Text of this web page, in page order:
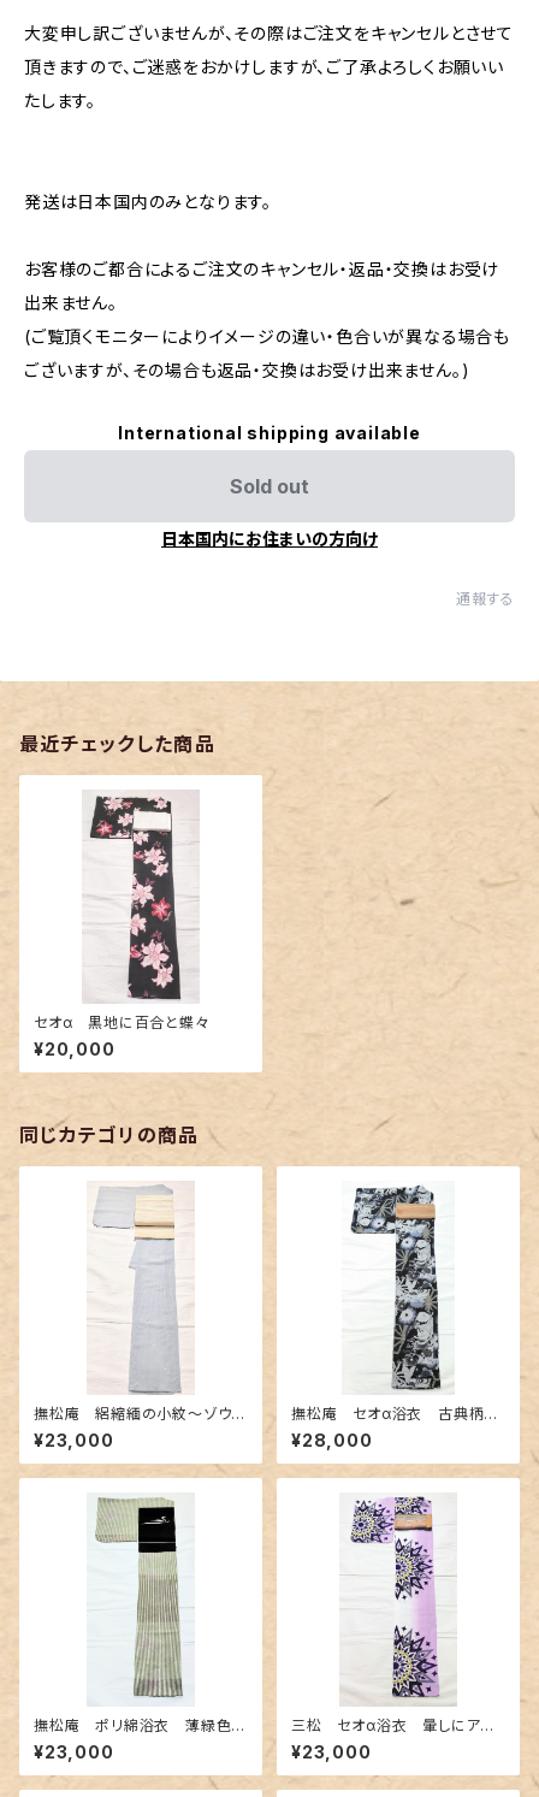
大変申し訳ございませんが、その際はご注文をキャンセルとさせて
頂きますので、ご迷惑をおかけしますが、ご了承よろしくお願いい
たします。
発送は日本国内のみとなります。
お客様のご都合によるご注文のキャンセル・返品・交換はお受け
出来ません。
(ご覧頂くモニターによりイメージの違い・色合いが異なる場合も
ございますが、その場合も返品・交換はお受け出来ません。)
International shipping available
Sold out
日本国内にお住まいの方向け
通報する
最近チェックした商品
セオα 黒地に百合と蝶々
¥20,000
同じカテゴリの商品
撫松庵 絽縮緬の小紋〜ゾウや
孔雀 異国情緒柄〜
¥23,000
撫松庵 セオα浴衣 古典柄き
りばめ調
¥28,000
撫松庵 ポリ綿浴衣 薄緑色の
濃淡 ～ストライプに百合と萩〜
¥23,000
三松 セオα浴衣 暈しにアー
ルデコ柄
¥23,000